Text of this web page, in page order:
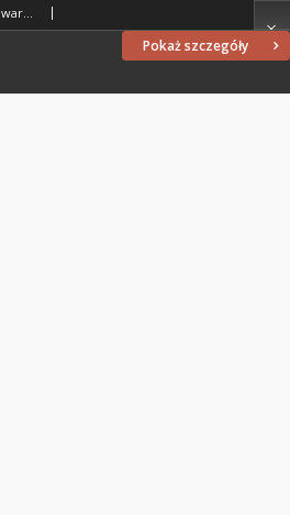
Pokaż szczegóły
Życie Olsztyńskie : pismo ziemi warmińsko-mazurskiej, 1954, nr 210